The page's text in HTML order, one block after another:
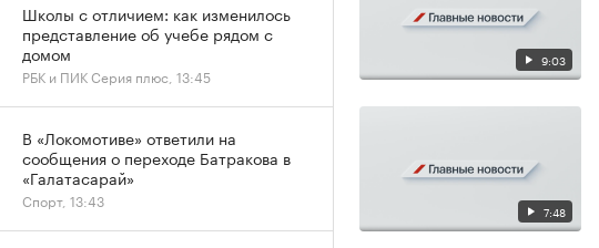
9:03
7:48
Школы с отличием: как изменилось
представление об учебе рядом с
домом
РБК и ПИК Серия плюс, 13:45
В «Локомотиве» ответили на
сообщения о переходе Батракова в
«Галатасарай»
Спорт, 13:43